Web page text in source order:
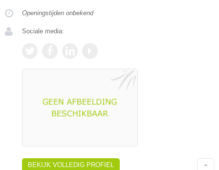
Openingstijden onbekend
Sociale media:
BEKIJK VOLLEDIG PROFIEL